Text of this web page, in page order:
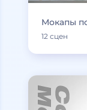
Мокапы
12 сцен